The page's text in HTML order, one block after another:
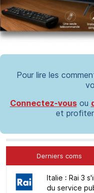
Pour lire les
Connectez-vousou
et
Derniers coms
Italie : Rai 3
du service